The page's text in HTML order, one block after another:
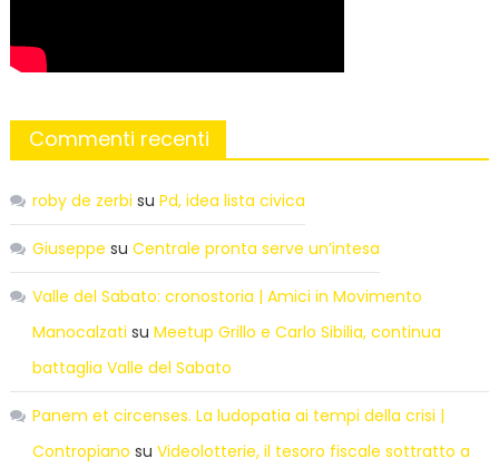
Commenti recenti
roby de zerbi su Pd, idea lista civica
Giuseppe su Centrale pronta serve un’intesa
Valle del Sabato: cronostoria | Amici in Movimento
Manocalzati su Meetup Grillo e Carlo Sibilia, continua
battaglia Valle del Sabato
Panem et circenses. La ludopatia ai tempi della crisi |
Contropiano su Videolotterie, il tesoro fiscale sottratto a